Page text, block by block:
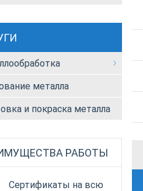
металла
и покраска металла
РАБОТЫ
Сертификаты на всю